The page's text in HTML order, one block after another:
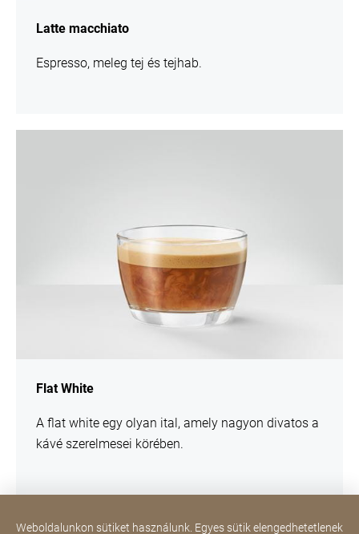
Latte macchiato
Espresso, meleg tej és tejhab.
Flat White
A flat white egy olyan ital, amely nagyon divatos a
kávé szerelmesei körében.
Weboldalunkon sütiket használunk. Egyes sütik elengedhetetlenek